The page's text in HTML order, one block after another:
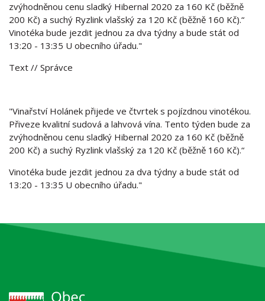
zvýhodněnou cenu sladký Hibernal 2020 za 160 Kč (běžně
200 Kč) a suchý Ryzlink vlašský za 120 Kč (běžně 160 Kč).“
Vinotéka bude jezdit jednou za dva týdny a bude stát od
13:20 - 13:35 U obecního úřadu."
Text // Správce
"Vinařství Holánek přijede ve čtvrtek s pojízdnou vinotékou.
Přiveze kvalitní sudová a lahvová vína. Tento týden bude za
zvýhodněnou cenu sladký Hibernal 2020 za 160 Kč (běžně
200 Kč) a suchý Ryzlink vlašský za 120 Kč (běžně 160 Kč).“
Vinotéka bude jezdit jednou za dva týdny a bude stát od
13:20 - 13:35 U obecního úřadu."